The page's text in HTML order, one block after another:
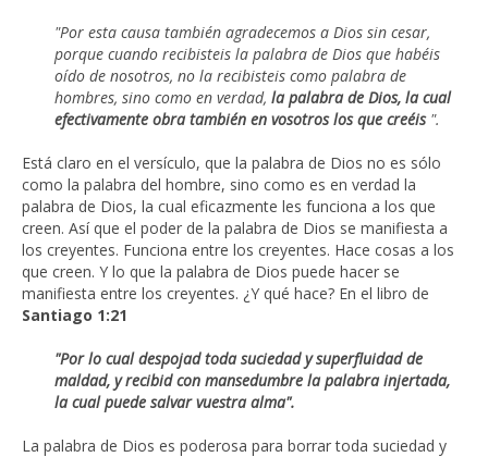
"Por esta causa también agradecemos a Dios sin cesar,
porque cuando recibisteis la palabra de Dios que habéis
oído de nosotros, no la recibisteis como palabra de
hombres, sino como en verdad, la palabra de Dios, la cual
efectivamente obra también en vosotros los que creéis".
Está claro en el versículo, que la palabra de Dios no es sólo
como la palabra del hombre, sino como es en verdad la
palabra de Dios, la cual eficazmente les funciona a los que
creen. Así que el poder de la palabra de Dios se manifiesta a
los creyentes. Funciona entre los creyentes. Hace cosas a los
que creen. Y lo que la palabra de Dios puede hacer se
manifiesta entre los creyentes. ¿Y qué hace? En el libro de
Santiago 1:21
"Por lo cual despojad toda suciedad y superfluidad de
maldad, y recibid con mansedumbre la palabra injertada,
la cual puede salvar vuestra alma".
La palabra de Dios es poderosa para borrar toda suciedad y